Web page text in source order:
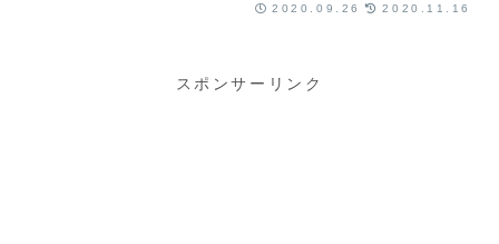
2020.09.26 2020.11.16
スポンサーリンク